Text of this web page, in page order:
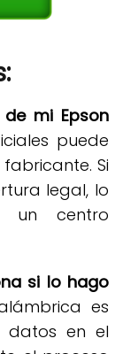
mi Epson
puede
fabricante.Si
legal, lo
un centro
si lo hago
es
datos en el